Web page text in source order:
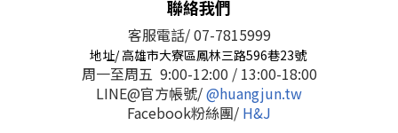
聯絡我們
客服電話/ 07-7815999
地址/ 高雄市大寮區鳳林三路596巷23號
周一至周五 9:00-12:00 / 13:00-18:00
LINE@官方帳號/@huangjun.tw
Facebook粉絲團/ H&J